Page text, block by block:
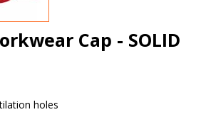
Cap - SOLID
holes